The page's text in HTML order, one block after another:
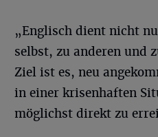
„Englisch dient nicht
selbst, zu anderen und
Ziel ist es, neu
in einer krisenhaften
möglichst direkt zu